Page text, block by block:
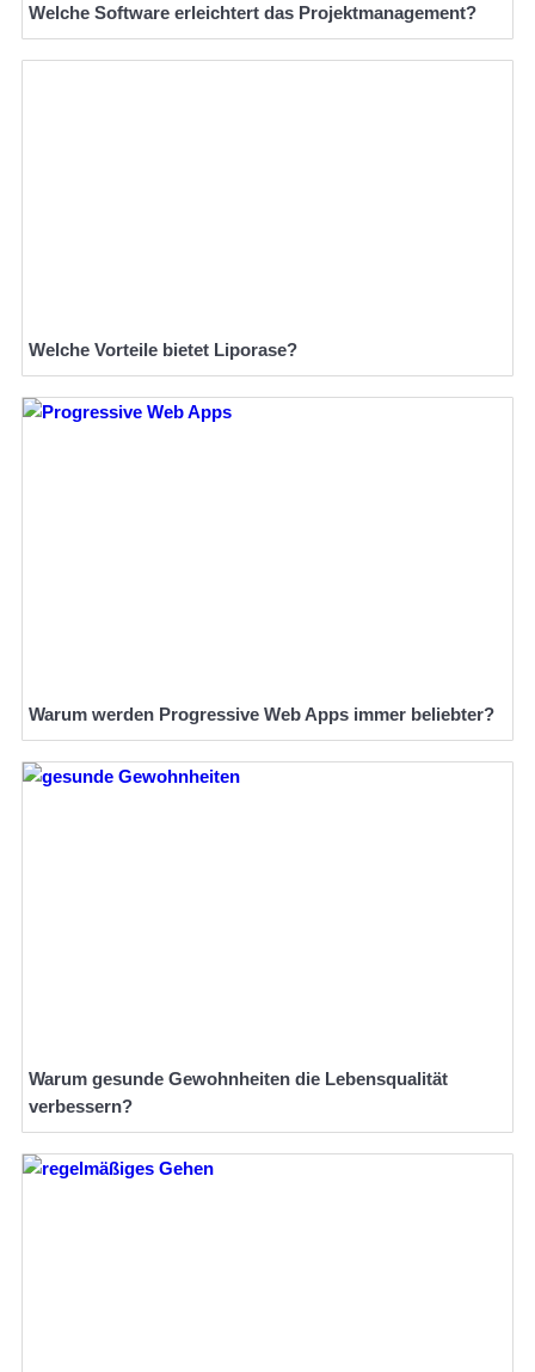
Welche Software erleichtert das Projektmanagement?
Welche Vorteile bietet Liporase?
Warum werden Progressive Web Apps immer beliebter?
Warum gesunde Gewohnheiten die Lebensqualität
verbessern?